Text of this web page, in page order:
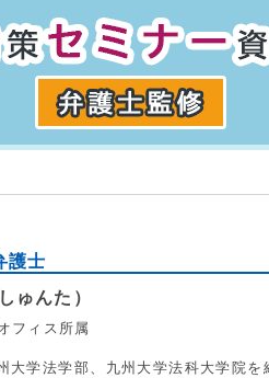
護士
ゅんた）
フィス所属
大学法学部、九州大学法科大学院